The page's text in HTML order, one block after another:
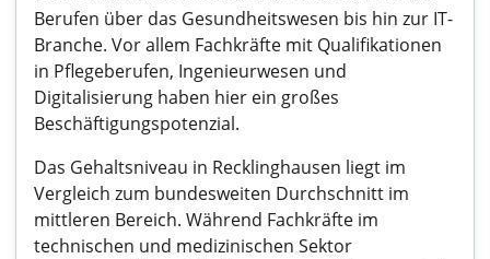
Berufen über das Gesundheitswesen bis hin zur IT-
Branche. Vor allem Fachkräfte mit Qualifikationen
in Pflegeberufen, Ingenieurwesen und
Digitalisierung haben hier ein großes
Beschäftigungspotenzial.
Das Gehaltsniveau in Recklinghausen liegt im
Vergleich zum bundesweiten Durchschnitt im
mittleren Bereich. Während Fachkräfte im
technischen und medizinischen Sektor